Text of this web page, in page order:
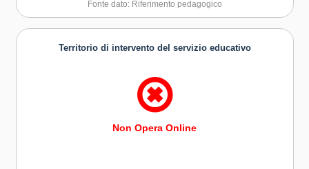
Fonte dato: Riferimento pedagogico
Territorio di intervento del servizio educativo
Non Opera Online